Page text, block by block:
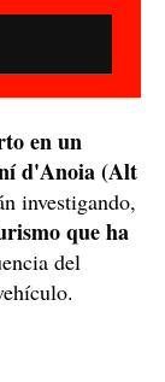
en un
d'Anoia (Alt
investigando,
que ha
del